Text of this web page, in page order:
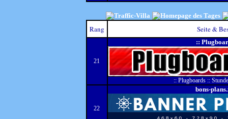
Rang Seite &
21
::
:: Plugboards ::
22
bons-